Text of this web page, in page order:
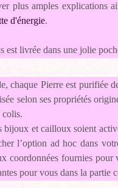
plus amples explications
d'énergie.
est livrée dans une jolie
chaque Pierre est purifiée
selon ses propriétés
colis.
bijoux et cailloux soient
l’option ad hoc dans
coordonnées fournies
pour vous dans la partie